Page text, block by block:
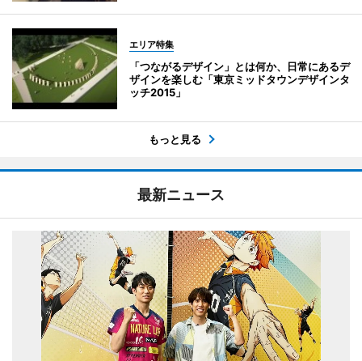
エリア特集
「つながるデザイン」とは何か、日常にあるデ
ザインを楽しむ「東京ミッドタウンデザインタ
ッチ2015」
もっと見る
最新ニュース